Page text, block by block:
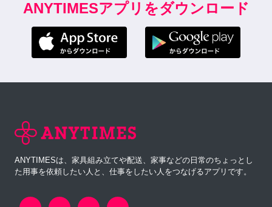
ANYTIMESアプリをダウンロード
ANYTIMESは、家具組み立てや配送、家事などの日常のちょっとし
た用事を依頼したい人と、仕事をしたい人をつなげるアプリです。